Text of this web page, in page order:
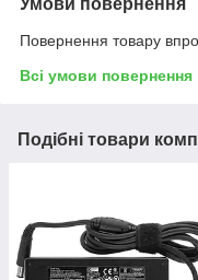
Умови повернення
Повернення товару
Всі умови повернення
Подібні товари